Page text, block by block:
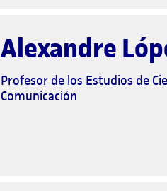
Alexandre
Profesor de los Estudios de
Comunicación